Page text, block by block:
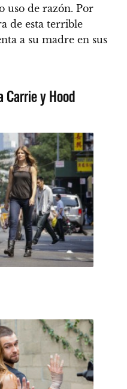
uso de razón. Por
de esta terrible
a su madre en sus
Carrie y Hood